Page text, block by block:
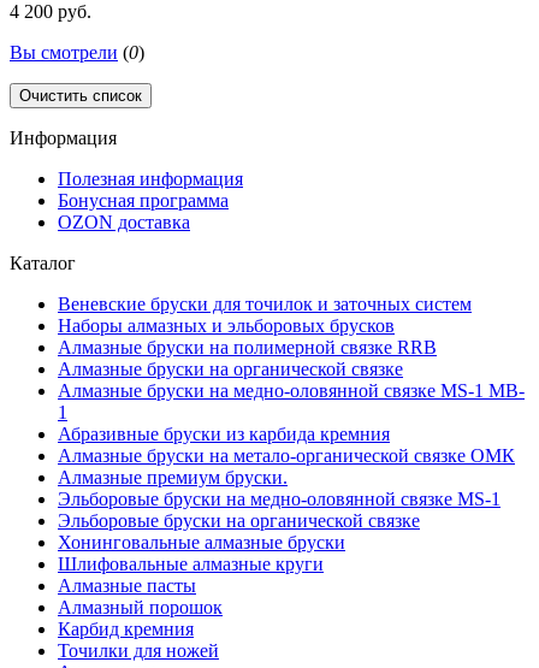
4 200 руб.
Вы смотрели (0)
Очистить список
Информация
Полезная информация
Бонусная программа
OZON доставка
Каталог
Веневские бруски для точилок и заточных систем
Наборы алмазных и эльборовых брусков
Алмазные бруски на полимерной связке RRB
Алмазные бруски на органической связке
Алмазные бруски на медно-оловянной связке MS-1 MB-
1
Абразивные бруски из карбида кремния
Алмазные бруски на метало-органической связке ОМК
Алмазные премиум бруски.
Эльборовые бруски на медно-оловянной связке MS-1
Эльборовые бруски на органической связке
Хонинговальные алмазные бруски
Шлифовальные алмазные круги
Алмазные пасты
Алмазный порошок
Карбид кремния
Точилки для ножей